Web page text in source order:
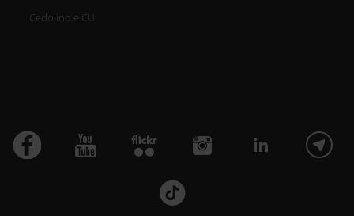
Cedolino e CU